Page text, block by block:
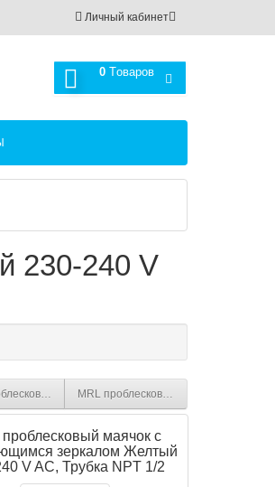
Личный кабинет
0 Tоваров
230-240 V
маячок с вращающимся зеркалом
MRL проблесковый маячок с
проблесковый маячок с
зеркалом Желтый
V AC, Трубка NPT 1/2